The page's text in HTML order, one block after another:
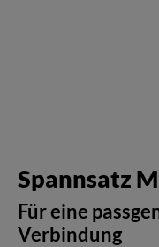
Spannsatz
Für eine
Verbindung